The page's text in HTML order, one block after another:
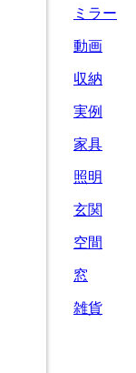
ミラー
動画
収納
実例
家具
照明
玄関
空間
窓
雑貨